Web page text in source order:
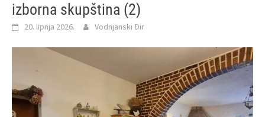
izborna skupština (2)
20. lipnja 2026. Vodnjanski Đir